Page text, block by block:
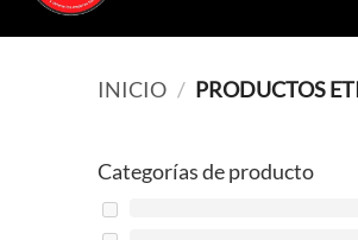
INICIO / PRODUCTOS
Categorías de producto